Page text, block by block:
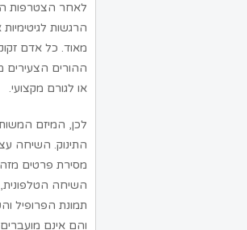
לאחר הצטרפות
הרגשות
מאוד. כל אדם
ההורים הצעירים
או לגורם מקצועי.
לכן, המיזם
התינוק. השיחה
מסירת פרטים
השיחה
תמונת הפרופיל
והם אינם